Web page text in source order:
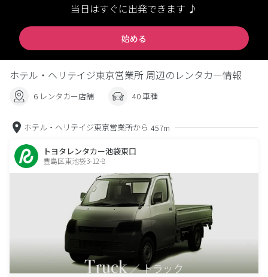
当日はすぐに出発できます ♪
始める
ホテル・ヘリテイジ東京営業所 周辺のレンタカー情報
6 レンタカー店舗 40 車種
ホテル・ヘリテイジ東京営業所から 457m
トヨタレンタカー池袋東口
豊島区東池袋3-12-8